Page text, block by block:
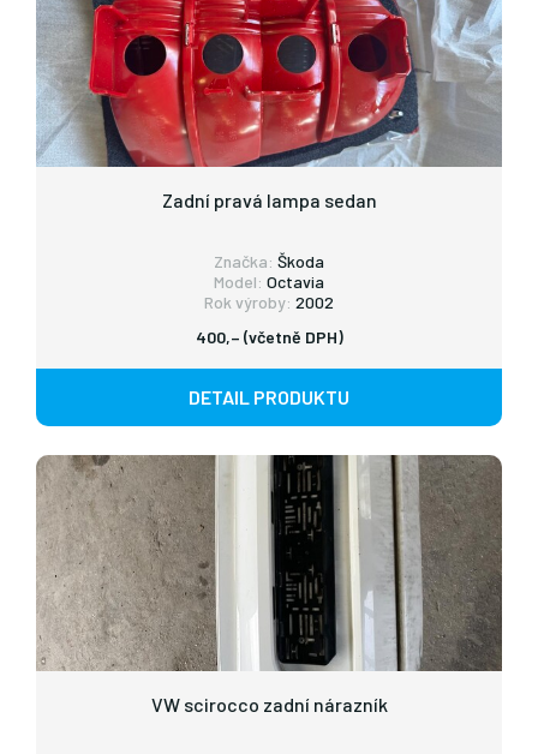
Zadní pravá lampa sedan
Značka: Škoda
Model: Octavia
Rok výroby: 2002
400,– (včetně DPH)
DETAIL PRODUKTU
VW scirocco zadní nárazník